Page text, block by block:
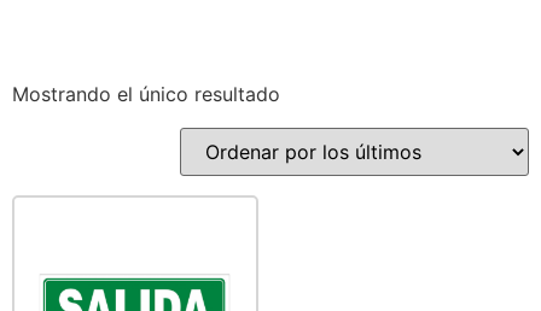
Mostrando el único resultado